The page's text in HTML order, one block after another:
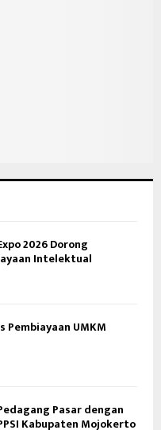
2026 Dorong
Intelektual
Pembiayaan UMKM
Pasar dengan
Kabupaten Mojokerto